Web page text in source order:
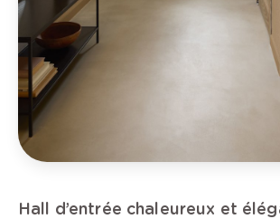
Hall d’entrée chaleureux et